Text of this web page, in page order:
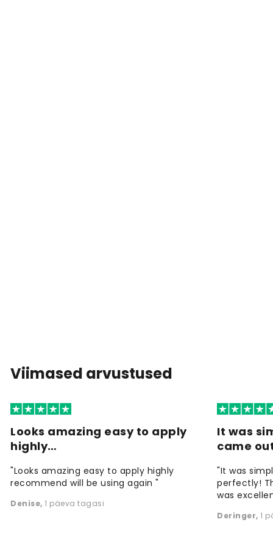
Viimased arvustused
Looks amazing easy to apply
highly…
"Looks amazing easy to apply highly
recommend will be using again "
Denise, 1 päeva tagasi
It was
came
"It was
perfectly!
was
Deringer, 1